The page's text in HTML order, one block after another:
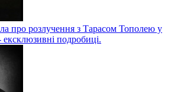
про розлучення з Тарасом Тополею у
ексклюзивні подробиці.